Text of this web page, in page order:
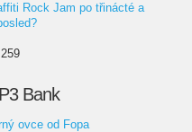
Rock Jam po třinácté a
Bank
ovce od Fopa